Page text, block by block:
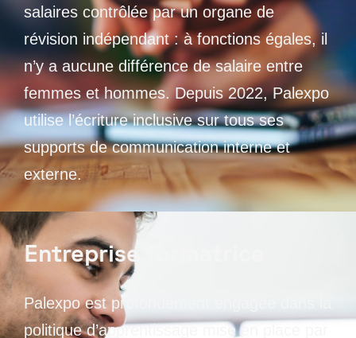
salaires contrôlée par un organe de
révision indépendant : à fonctions égales, il
n’y a aucune différence de salaire entre
femmes et hommes. Depuis 2022, Palexpo
utilise l’écriture inclusive sur tous ses
supports de communication interne et
externe.
Entreprise formatrice
Palexpo est profondément engagée dans la
politique d’apprentissage mise en place par